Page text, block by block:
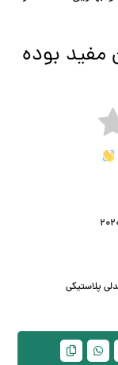
مفید بوده
پلاستیکی